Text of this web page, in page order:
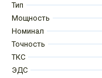
Тип
Мощность
Номинал
Точность
ТКС
ЭДС